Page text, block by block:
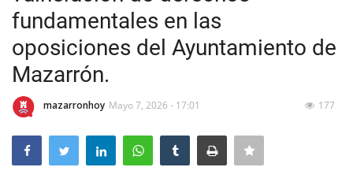
Contacto
Noticias
Entrevistas
fundamentales en las
oposiciones del Ayuntamiento de
Mazarrón.
mazarronhoy Mayo 7, 2026 - 17:01 177